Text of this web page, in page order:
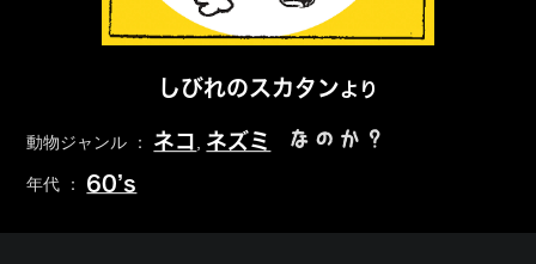
しびれのスカタンより
動物ジャンル ： ネコ , ネズミ なのか？
年代 ： 60’s